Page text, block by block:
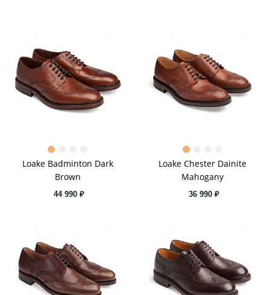
Loake Badminton Dark
Brown
44 990 ₽
Loake Chester Dainite
Mahogany
36 990 ₽